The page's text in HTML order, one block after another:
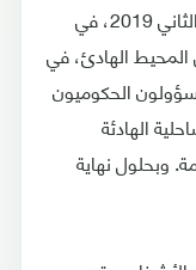
كان الوقت متأخرًا في 15 نوفمبر/تشرين الثاني 2019، في
الهادئ، في
الحكوميون
الهادئة
وبحلول نهاية